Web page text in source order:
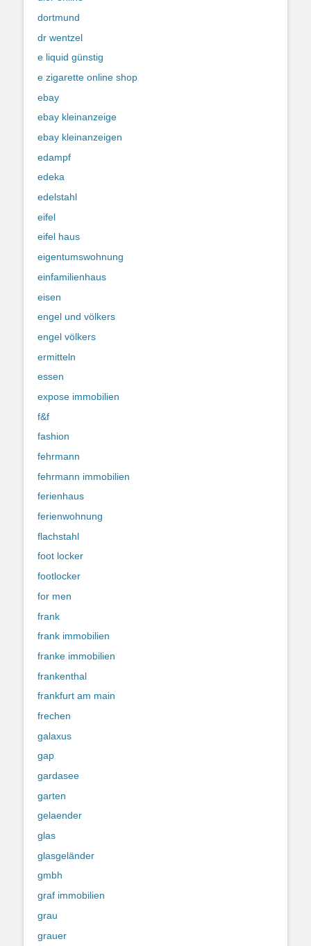
dortmund
dr wentzel
e liquid günstig
e zigarette online shop
ebay
ebay kleinanzeige
ebay kleinanzeigen
edampf
edeka
edelstahl
eifel
eifel haus
eigentumswohnung
einfamilienhaus
eisen
engel und völkers
engel völkers
ermitteln
essen
expose immobilien
f&f
fashion
fehrmann
fehrmann immobilien
ferienhaus
ferienwohnung
flachstahl
foot locker
footlocker
for men
frank
frank immobilien
franke immobilien
frankenthal
frankfurt am main
frechen
galaxus
gap
gardasee
garten
gelaender
glas
glasgeländer
gmbh
graf immobilien
grau
grauer